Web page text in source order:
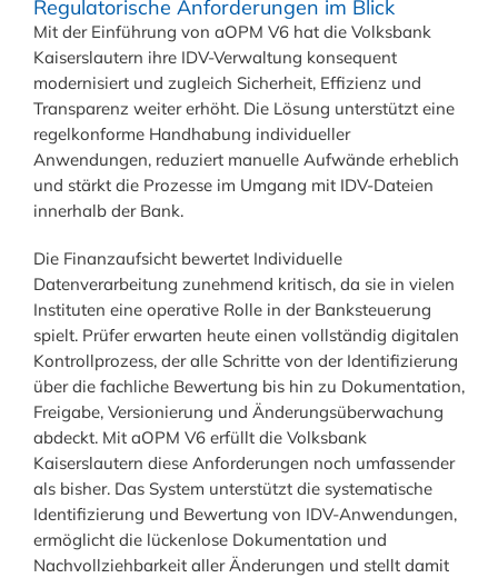
Regulatorische Anforderungen im Blick
Mit der Einführung von aOPM V6 hat die Volksbank
Kaiserslautern ihre IDV-Verwaltung konsequent
modernisiert und zugleich Sicherheit, Effizienz und
Transparenz weiter erhöht. Die Lösung unterstützt eine
regelkonforme Handhabung individueller
Anwendungen, reduziert manuelle Aufwände erheblich
und stärkt die Prozesse im Umgang mit IDV-Dateien
innerhalb der Bank.
Die Finanzaufsicht bewertet Individuelle
Datenverarbeitung zunehmend kritisch, da sie in vielen
Instituten eine operative Rolle in der Banksteuerung
spielt. Prüfer erwarten heute einen vollständig digitalen
Kontrollprozess, der alle Schritte von der Identifizierung
über die fachliche Bewertung bis hin zu Dokumentation,
Freigabe, Versionierung und Änderungsüberwachung
abdeckt. Mit aOPM V6 erfüllt die Volksbank
Kaiserslautern diese Anforderungen noch umfassender
als bisher. Das System unterstützt die systematische
Identifizierung und Bewertung von IDV-Anwendungen,
ermöglicht die lückenlose Dokumentation und
Nachvollziehbarkeit aller Änderungen und stellt damit